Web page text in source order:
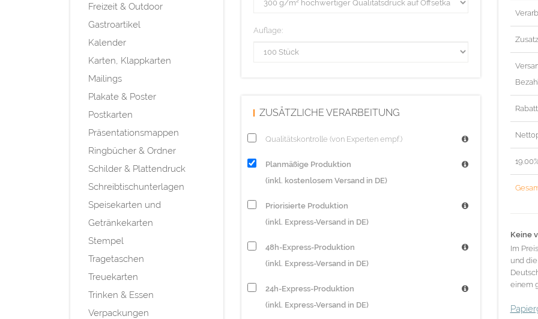
Freizeit & Outdoor
Gastroartikel
Kalender
Karten, Klappkarten
Mailings
Plakate & Poster
Postkarten
Präsentationsmappen
Ringbücher & Ordner
Schilder & Plattendruck
Schreibtischunterlagen
Speisekarten und
Getränkekarten
Stempel
Tragetaschen
Treuekarten
Trinken & Essen
Verpackungen
Auflage:
ZUSÄTZLICHE VERARBEITUNG
Qualitätskontrolle (von Experten empf.)
Planmäßige Produktion
(inkl. kostenlosem Versand in DE)
Priorisierte Produktion
(inkl. Express-Versand in DE)
48h-Express-Produktion
(inkl. Express-Versand in DE)
24h-Express-Produktion
(inkl. Express-Versand in DE)
Keine
Im
und
einem